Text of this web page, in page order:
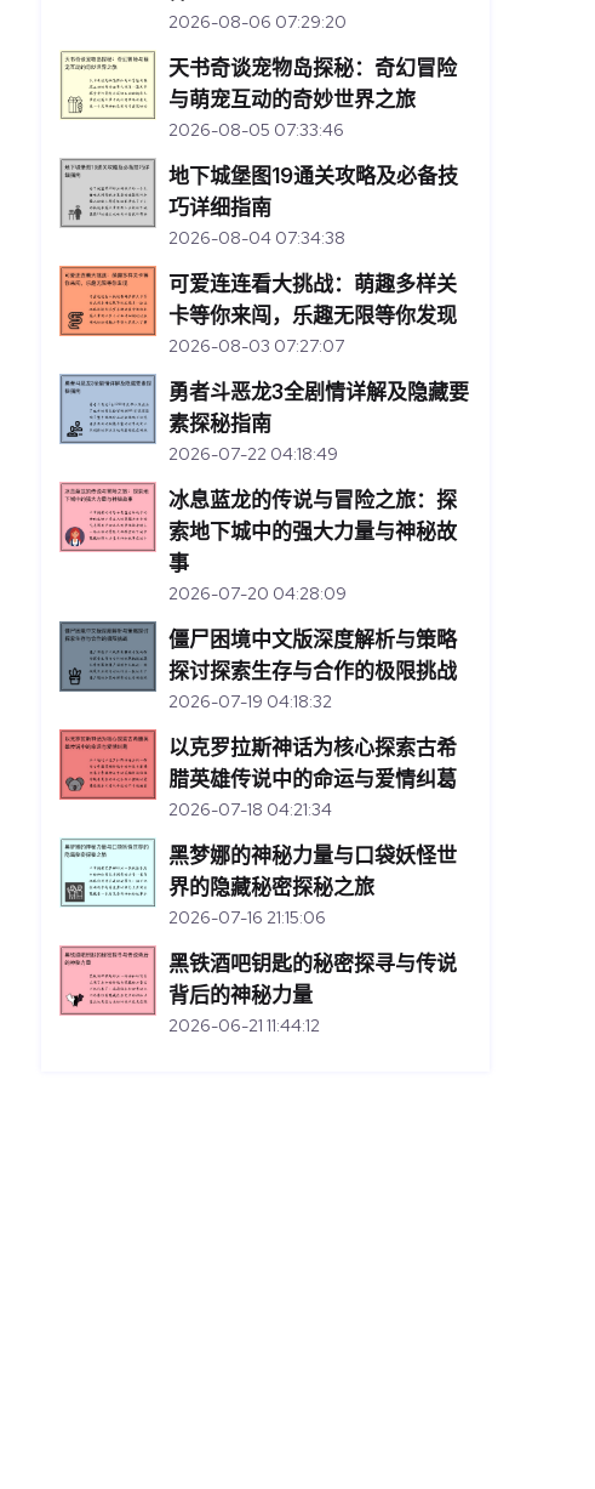
2026-08-06 07:29:20
天书奇谈宠物岛探秘：奇幻冒险
与萌宠互动的奇妙世界之旅
2026-08-05 07:33:46
地下城堡图19通关攻略及必备技
巧详细指南
2026-08-04 07:34:38
可爱连连看大挑战：萌趣多样关
卡等你来闯，乐趣无限等你发现
2026-08-03 07:27:07
勇者斗恶龙3全剧情详解及隐藏要
素探秘指南
2026-07-22 04:18:49
冰息蓝龙的传说与冒险之旅：探
索地下城中的强大力量与神秘故
事
2026-07-20 04:28:09
僵尸困境中文版深度解析与策略
探讨探索生存与合作的极限挑战
2026-07-19 04:18:32
以克罗拉斯神话为核心探索古希
腊英雄传说中的命运与爱情纠葛
2026-07-18 04:21:34
黑梦娜的神秘力量与口袋妖怪世
界的隐藏秘密探秘之旅
2026-07-16 21:15:06
黑铁酒吧钥匙的秘密探寻与传说
背后的神秘力量
2026-06-21 11:44:12